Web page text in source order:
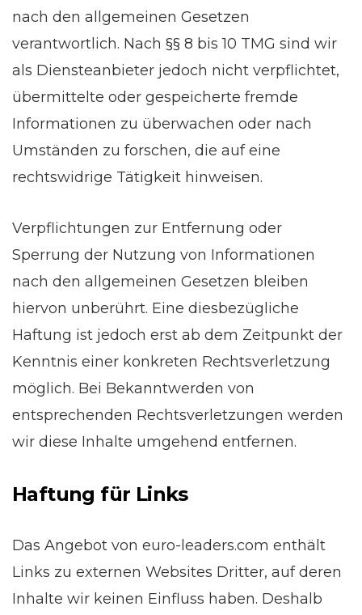
nach den allgemeinen Gesetzen
verantwortlich. Nach §§ 8 bis 10 TMG sind wir
als Diensteanbieter jedoch nicht verpflichtet,
übermittelte oder gespeicherte fremde
Informationen zu überwachen oder nach
Umständen zu forschen, die auf eine
rechtswidrige Tätigkeit hinweisen.
Verpflichtungen zur Entfernung oder
Sperrung der Nutzung von Informationen
nach den allgemeinen Gesetzen bleiben
hiervon unberührt. Eine diesbezügliche
Haftung ist jedoch erst ab dem Zeitpunkt der
Kenntnis einer konkreten Rechtsverletzung
möglich. Bei Bekanntwerden von
entsprechenden Rechtsverletzungen werden
wir diese Inhalte umgehend entfernen.
Haftung für Links
Das Angebot von euro-leaders.com enthält
Links zu externen Websites Dritter, auf deren
Inhalte wir keinen Einfluss haben. Deshalb